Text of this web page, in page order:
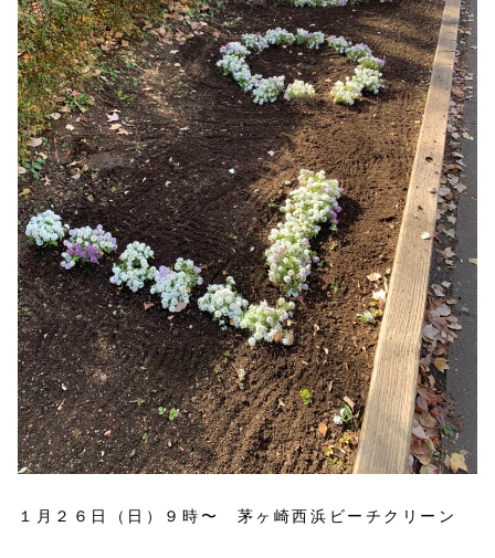
１月２６日（日）９時〜 茅ヶ崎西浜ビーチクリーン